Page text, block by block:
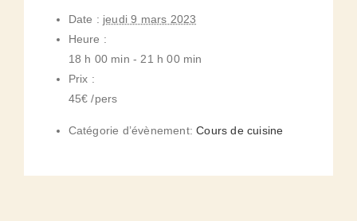
Date : jeudi 9 mars 2023
Heure :
18 h 00 min - 21 h 00 min
Prix :
45€ /pers
Catégorie d’évènement: Cours de cuisine